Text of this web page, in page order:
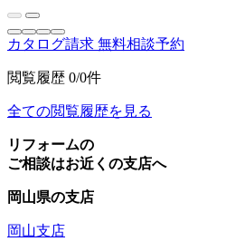
カタログ請求 無料相談予約
閲覧履歴 0/0件
全ての閲覧履歴を見る
リフォームの
ご相談はお近くの支店へ
岡山県の支店
岡山支店